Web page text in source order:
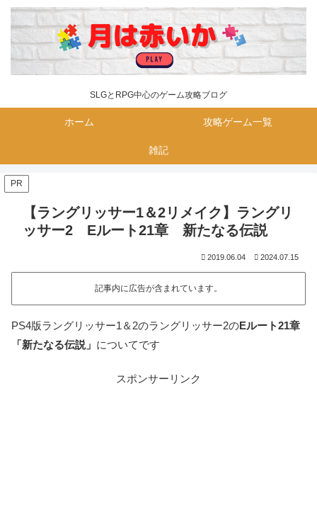
SLGとRPG中心のゲーム攻略ブログ
ホーム 攻略ゲーム一覧
雑記
PR
【ラングリッサー1＆2リメイク】ラングリ
ッサー2 Eルート21章 新たなる伝説
2019.06.04 2024.07.15
記事内に広告が含まれています。
PS4版ラングリッサー1＆2のラングリッサー2のEルート21章
「新たなる伝説」 についてです
スポンサーリンク